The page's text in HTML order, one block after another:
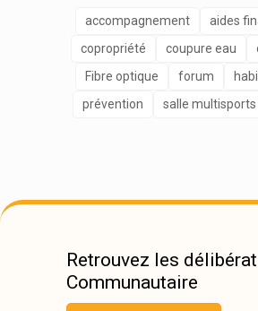
accompagnement aides
copropriété
coupure eau
Fibre optique
forum
prévention
salle multisports
Retrouvez les
Communautaire